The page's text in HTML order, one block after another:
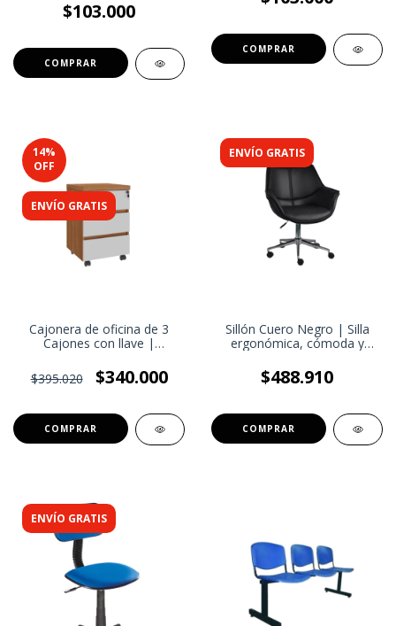
$103.000
14%
OFF
ENVÍO GRATIS
Cajonera de oficina de 3
Cajones con llave |
metálicas | Organización
Discreta con Acceso Rápido
$395.020 $340.000
ENVÍO GRATIS
Sillón Cuero Negro | Silla
ergonómica, cómoda y
Ejecutiva y Máximo Confort
$488.910
ENVÍO GRATIS